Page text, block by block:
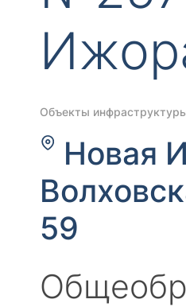
Объекты
Новая
59